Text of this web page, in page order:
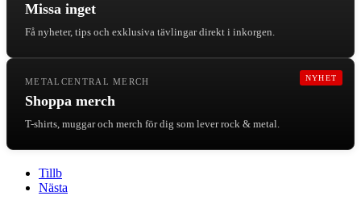
Missa inget
Få nyheter, tips och exklusiva tävlingar direkt i inkorgen.
NYHET
METALCENTRAL MERCH
Shoppa merch
T-shirts, muggar och merch för dig som lever rock & metal.
Tillb
Nästa